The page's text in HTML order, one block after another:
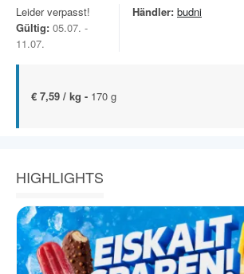
Leider verpasst!
Gültig: 05.07. -
11.07.
Händler: budni
€ 7,59 / kg - 170 g
HIGHLIGHTS